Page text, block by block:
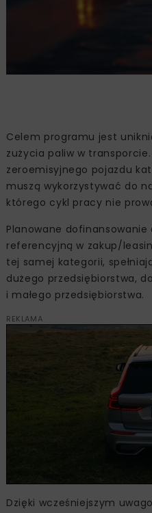
Celem programu jest
zużycia paliw w
zeroemisyjnego pojazdu
muszą wykorzystywać do
którego cykl pracy nie
Planowane
referencyjną w zakup/
tej samej kategorii,
dużego przedsiębiorstwa,
i małego przedsiębiorstwa.
REKLAMA
Dzięki wcześniejszym